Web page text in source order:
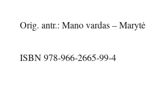
Orig. antr.: Mano vardas – Marytė
ISBN 978-966-2665-99-4